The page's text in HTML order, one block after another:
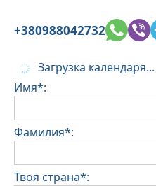
За уборку или
взиматься
При регистрации
За содержание
дополнительная плата.
+380988042732
Загрузка календаря...
Имя*:
Фамилия*:
Твоя страна*: